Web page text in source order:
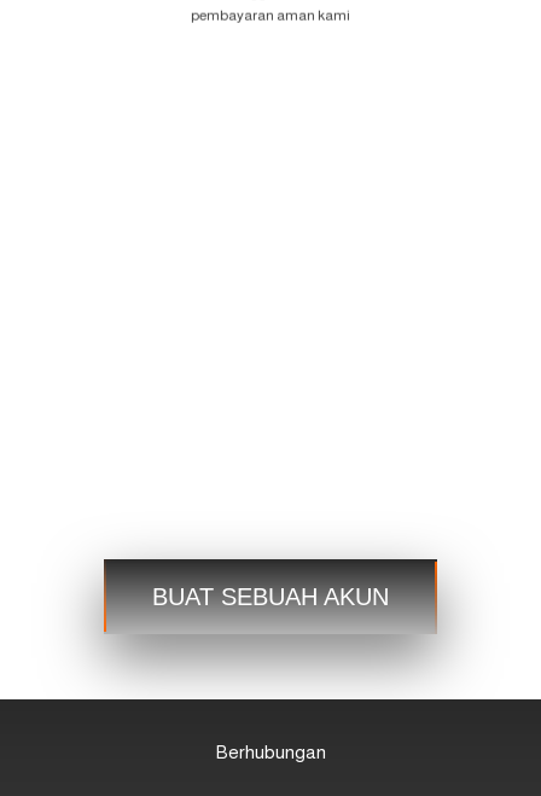
pembayaran aman kami
Langkah 3Berdagang
BUAT SEBUAH AKUN
Berhubungan